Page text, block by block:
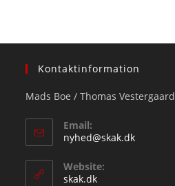
Kontaktinformation
Mads Boe / Thomas Vestergaard
Email:
nyhed@skak.dkOpens
Website:
skak.dk